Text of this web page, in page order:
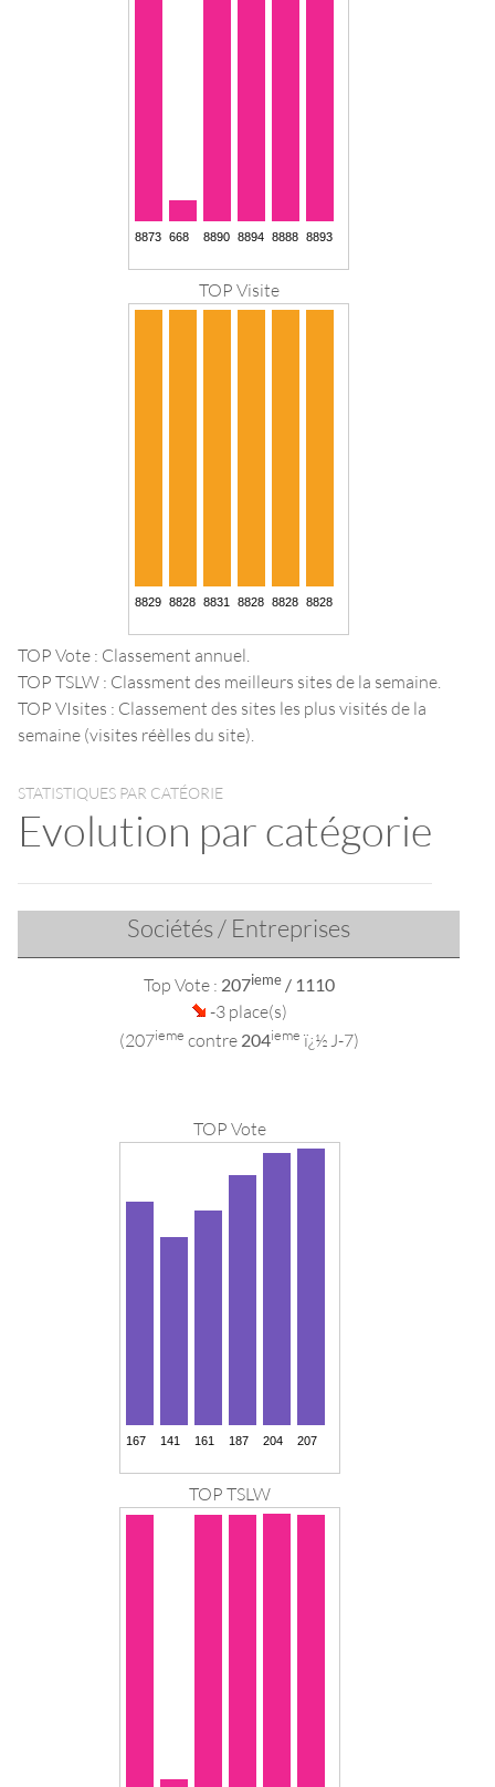
TOP Visite
TOP Vote : Classement annuel.
TOP TSLW : Classment des meilleurs sites de la semaine.
TOP VIsites : Classement des sites les plus visités de la
semaine (visites réèlles du site).
STATISTIQUES PAR CATÉORIE
Evolution par catégorie
Sociétés / Entreprises
Top Vote : 207ieme/ 1110
-3 place(s)
(207ieme contre 204ieme ï¿½ J-7)
TOP Vote
TOP TSLW